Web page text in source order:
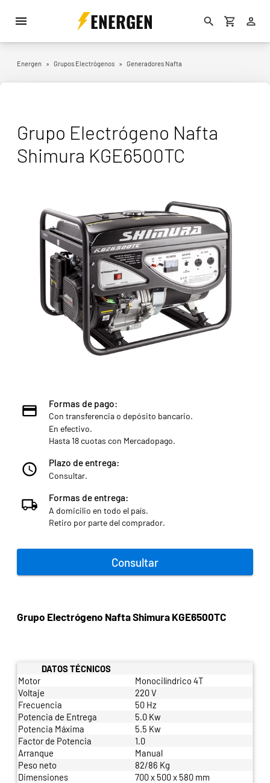
ENERGEN
Energen » Grupos Electrógenos » Generadores Nafta
Grupo Electrógeno Nafta
Shimura KGE6500TC
Formas de pago:
Con transferencia o depósito bancario.
En efectivo.
Hasta 18 cuotas con Mercadopago.
Plazo de entrega:
Consultar.
Formas de entrega:
A domicilio en todo el país.
Retiro por parte del comprador.
Consultar
Grupo Electrógeno Nafta Shimura KGE6500TC
DATOS TÉCNICOS
Motor
Monocilíndrico 4T
Voltaje
220 V
Frecuencia
50 Hz
Potencia de Entrega
5.0 Kw
Potencia Máxima
5.5 Kw
Factor de Potencia
1.0
Arranque
Manual
Peso neto
82/86 Kg
Dimensiones
700 x 500 x 580 mm